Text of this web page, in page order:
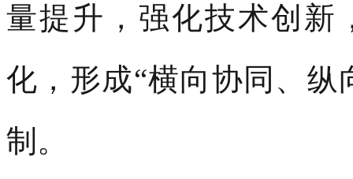
量提升，强化技术创新
化，形成“横向协同、
制。